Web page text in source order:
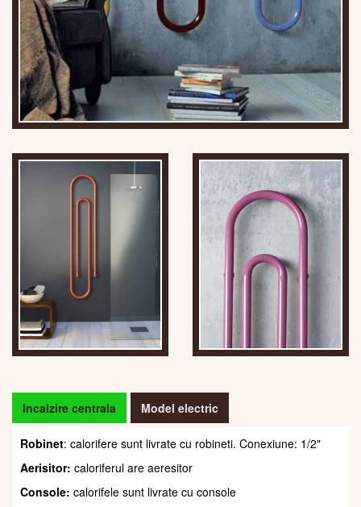
Incalzire centrala Model electric
Robinet: calorifere sunt livrate cu robineti. Conexiune: 1/2"
Aerisitor: caloriferul are aeresitor
Console: calorifele sunt livrate cu console